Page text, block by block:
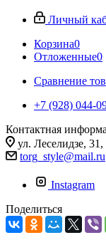
Личный
Корзина0
Отложенные0
Сравнение
+7 (928) 044-
Контактная
ул. Леселидзе,
torg_style@mail.ru
Instagram
Поделиться